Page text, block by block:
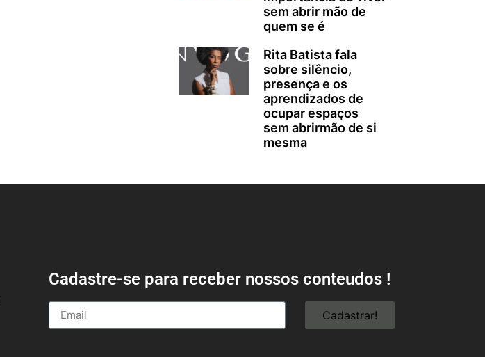
sem abrir mão de
quem se é
Rita Batista fala
sobre silêncio,
presença e os
aprendizados de
ocupar espaços
sem abrirmão de si
mesma
Cadastre-se para receber nossos conteudos !
Cadastrar!